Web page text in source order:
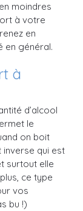
moindres
à votre
en
en général.
à
d’alcool
le
on boit
inverse qui est
surtout elle
ce type
vos
bu !)